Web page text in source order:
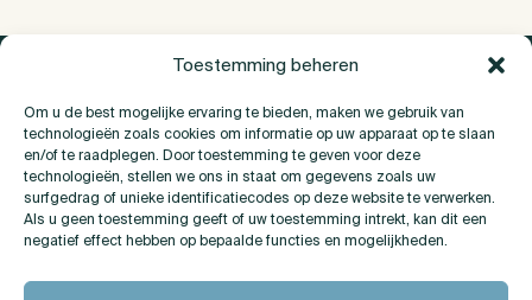
Toestemming beheren
Om u de best mogelijke ervaring te bieden, maken we gebruik van
technologieën zoals cookies om informatie op uw apparaat op te slaan
en/of te raadplegen. Door toestemming te geven voor deze
technologieën, stellen we ons in staat om gegevens zoals uw
surfgedrag of unieke identificatiecodes op deze website te verwerken.
Als u geen toestemming geeft of uw toestemming intrekt, kan dit een
negatief effect hebben op bepaalde functies en mogelijkheden.
Over Ons